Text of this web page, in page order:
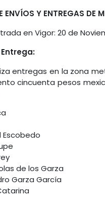
ENVÍOS Y ENTREGAS DE
en Vigor: 20 de
Entrega:
entregas en la zona
cincuenta pesos
Escobedo
de los Garza
Garza García